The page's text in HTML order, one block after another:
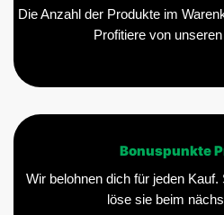
Die Anzahl der Produkte im
Profitiere von
Bonuspunkte
Wir belohnen dich für jeden
löse sie beim